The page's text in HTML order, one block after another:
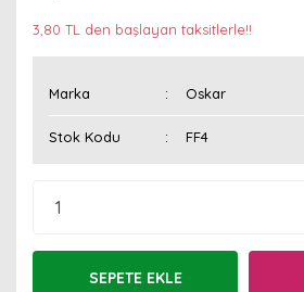
3,80 TL den başlayan taksitlerle!!
Marka Oskar
Stok Kodu FF4
SEPETE EKLE